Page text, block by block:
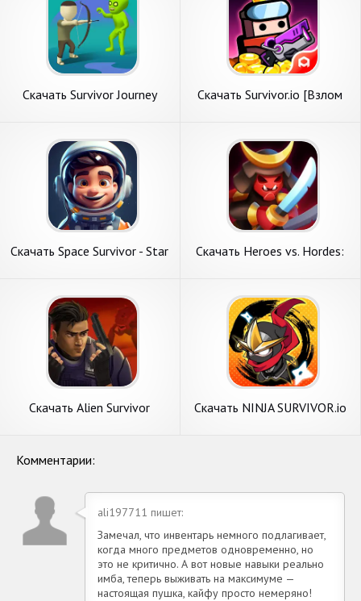
Скачать Survivor Journey
Скачать Survivor.io [Взлом
Скачать Space Survivor - Star
Скачать Heroes vs. Hordes:
Скачать Alien Survivor
Скачать NINJA SURVIVOR.io
Комментарии:
ali197711 пишет:
Замечал, что инвентарь немного подлагивает,
когда много предметов одновременно, но
это не критично. А вот новые навыки реально
имба, теперь выживать на максимуме —
настоящая пушка, кайфу просто немеряно!